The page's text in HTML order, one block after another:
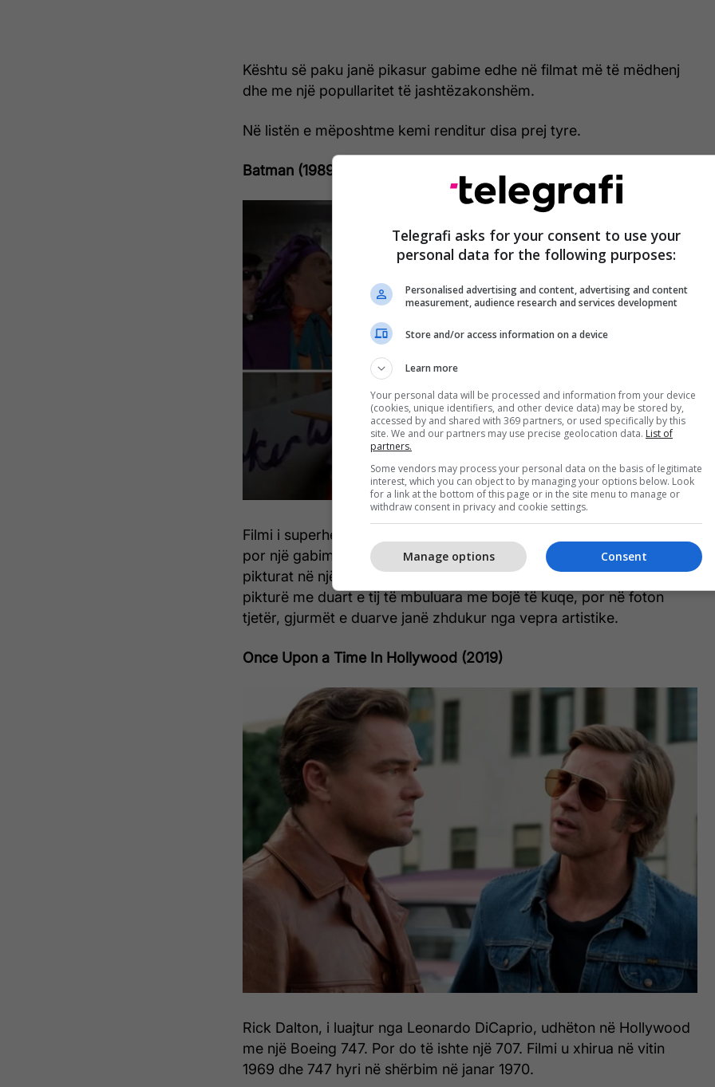
Kështu së paku janë pikasur gabime edhe në filmat më të mëdhenj
dhe me një popullaritet të jashtëzakonshëm.
Në listën e mëposhtme kemi renditur disa prej tyre.
Batman (1989)
Filmi i superheroit i drejtuar nga Tim Burton ka gabime të shumta,
por një gabim i madh ndodh kur Joker dhe ekuipazhi i tij i dëmtojnë
pikturat në një muze. Një nga anëtarët e bandës së tij godet një
pikturë me duart e tij të mbuluara me bojë të kuqe, por në foton
tjetër, gjurmët e duarve janë zhdukur nga vepra artistike.
Once Upon a Time In Hollywood (2019)
Rick Dalton, i luajtur nga Leonardo DiCaprio, udhëton në Hollywood
me një Boeing 747. Por do të ishte një 707. Filmi u xhirua në vitin
1969 dhe 747 hyri në shërbim në janar 1970.
Telegrafi asks for your consent to use your
personal data for the following purposes:
Personalised advertising and content, advertising and content
measurement, audience research and services development
Store and/or access information on a device
Learn more
Your personal data will be processed and information from your device
(cookies, unique identifiers, and other device data) may be stored by,
accessed by and shared with 369 partners, or used specifically by this
site. We and our partners may use precise geolocation data. List of
partners.
Some vendors may process your personal data on the basis of legitimate
interest, which you can object to by managing your options below. Look
for a link at the bottom of this page or in the site menu to manage or
withdraw consent in privacy and cookie settings.
Consent
Manage options